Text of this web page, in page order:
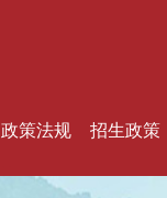
政策法规 招生政策